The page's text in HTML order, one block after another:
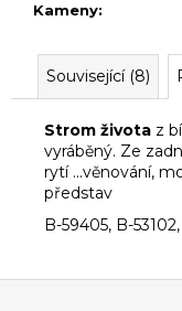
Kameny:
Související (8)
Strom života z
vyráběný. Ze
rytí ...věnování,
představ
B-59405, B-